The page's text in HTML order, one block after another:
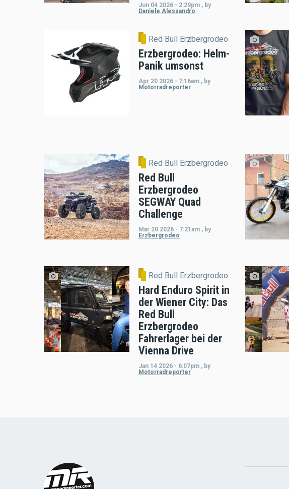
Jun 04 2026 - 2:29pm , by
Daniele Alessandro
Red Bull Erzbergrodeo
Erzbergrodeo: Helm-
Panik umsonst
Apr 20 2026 - 7:16am , by
Motorradreporter
Red Bull Erzbergrodeo
Red Bull
Erzbergrodeo
SEGWAY Quad
Challenge
Mar 20 2026 - 7:21am , by
Erzbergrodeo
Red Bull Erzbergrodeo
Hard Enduro Spirit in
der Wiener City: Das
Red Bull
Erzbergrodeo
Fahrerlager bei der
Vienna Drive
Jan 14 2026 - 6:07pm , by
Motorradreporter